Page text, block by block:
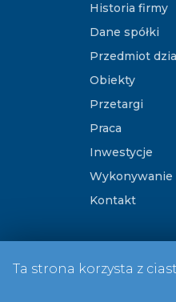
Historia firmy
Dane spółki
Przedmiot
Obiekty
Przetargi
Praca
Inwestycje
Wykonywanie
Kontakt
Ta strona korzysta z